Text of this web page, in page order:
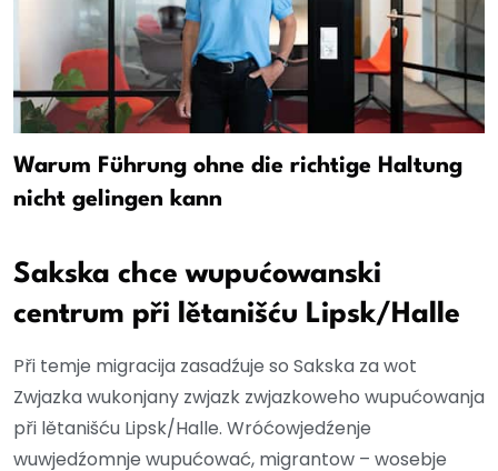
Warum Führung ohne die richtige Haltung
nicht gelingen kann
Sakska chce wupućowanski
centrum při lětanišću Lipsk/Halle
Při temje migracija zasadźuje so Sakska za wot
Zwjazka wukonjany zwjazk zwjazkoweho wupućowanja
při lětanišću Lipsk/Halle. Wróćowjedźenje
wuwjedźomnje wupućować, migrantow – wosebje